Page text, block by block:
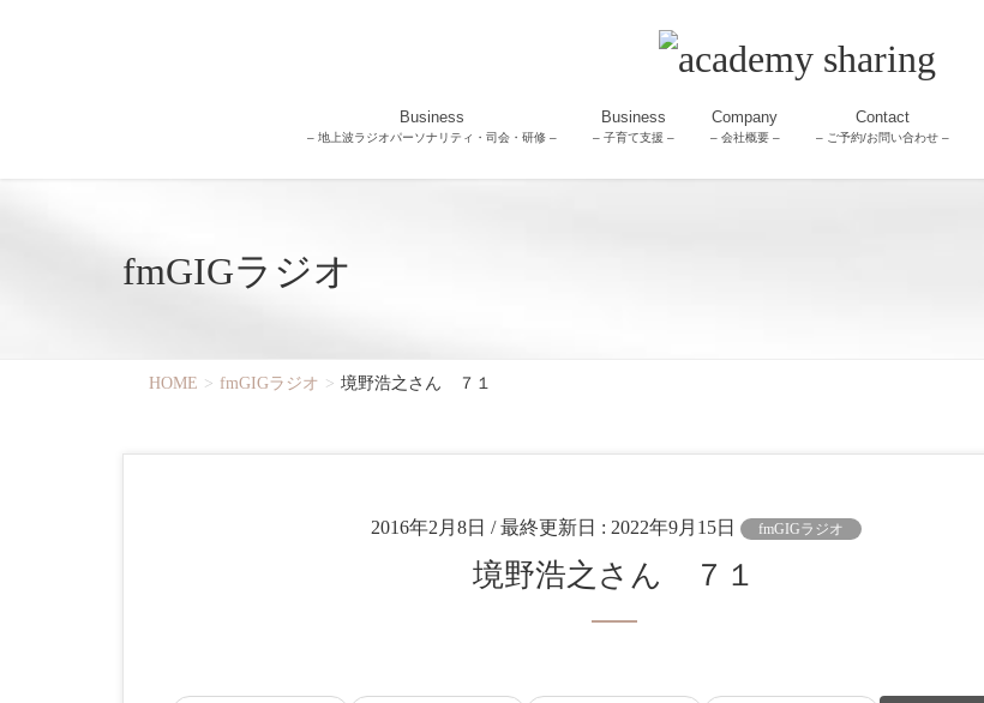
Business
– 地上波ラジオパーソナリティ・司会・研修 –
Business
– 子育て支援 –
Company
– 会社概要 –
Contact
– ご予約/お問い合わせ –
fmGIGラジオ
HOME fmGIGラジオ 境野浩之さん ７１
2016年2月8日 / 最終更新日 : 2022年9月15日 fmGIGラジオ
境野浩之さん ７１